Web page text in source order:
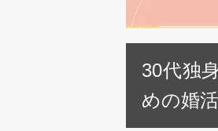
30代独
めの婚